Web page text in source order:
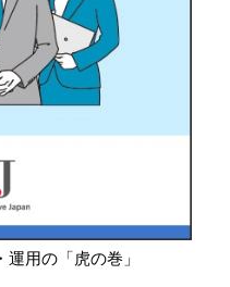
用の「虎の巻」